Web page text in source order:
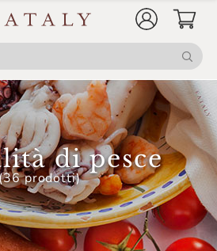
di pesce
prodotti)